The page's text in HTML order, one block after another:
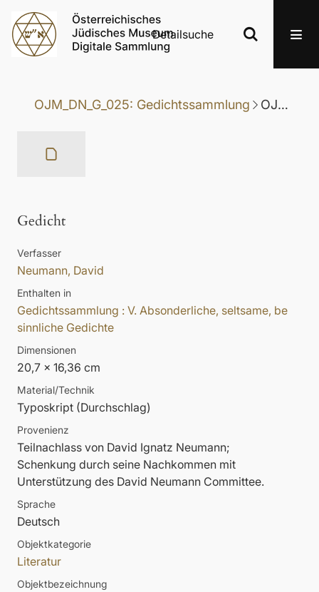
Detailsuche
OJM_DN_G_025: Gedichtssammlung OJM_DN_G_025-075: Gedicht
Gedicht
Verfasser
Neumann, David
Enthalten in
Gedichtssammlung : V. Absonderliche, seltsame, be
sinnliche Gedichte
Dimensionen
20,7 x 16,36 cm
Material/Technik
Typoskript (Durchschlag)
Provenienz
Teilnachlass von David Ignatz Neumann;
Schenkung durch seine Nachkommen mit
Unterstützung des David Neumann Committee.
Sprache
Deutsch
Objektkategorie
Literatur
Objektbezeichnung